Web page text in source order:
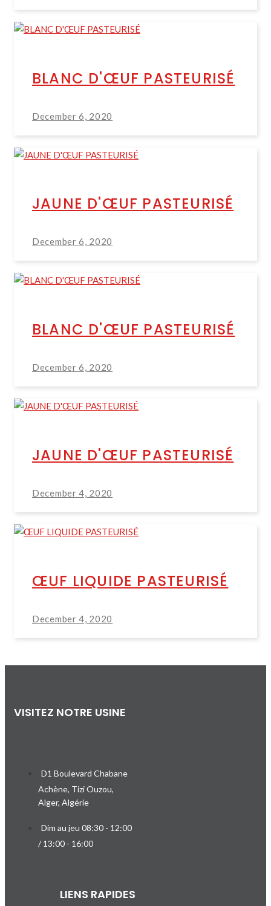
BLANC D'ŒUF PASTEURISÉ
December 6, 2020
JAUNE D'ŒUF PASTEURISÉ
December 6, 2020
BLANC D'ŒUF PASTEURISÉ
December 6, 2020
JAUNE D'ŒUF PASTEURISÉ
December 4, 2020
ŒUF LIQUIDE PASTEURISÉ
December 4, 2020
VISITEZ NOTRE USINE
D1 Boulevard Chabane
Achène, Tizi Ouzou,
Alger, Algérie
Dim au jeu 08:30 - 12:00
/ 13:00 - 16:00
LIENS RAPIDES